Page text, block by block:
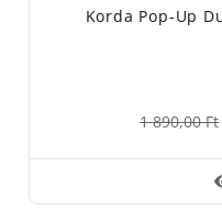
Korda Pop-Up
1 890,00 Ft